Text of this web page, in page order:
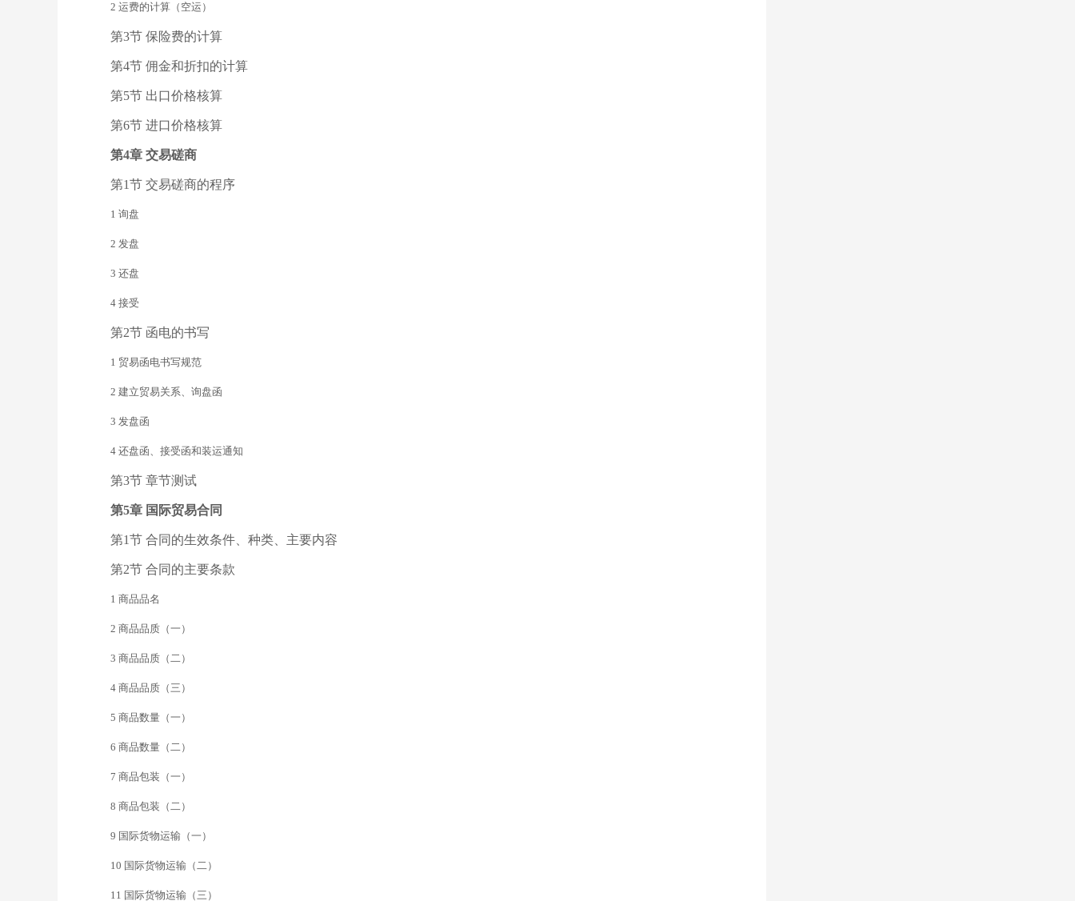
2 运费的计算（空运）
第3节 保险费的计算
第4节 佣金和折扣的计算
第5节 出口价格核算
第6节 进口价格核算
第4章 交易磋商
第1节 交易磋商的程序
1 询盘
2 发盘
3 还盘
4 接受
第2节 函电的书写
1 贸易函电书写规范
2 建立贸易关系、询盘函
3 发盘函
4 还盘函、接受函和装运通知
第3节 章节测试
第5章 国际贸易合同
第1节 合同的生效条件、种类、主要内容
第2节 合同的主要条款
1 商品品名
2 商品品质（一）
3 商品品质（二）
4 商品品质（三）
5 商品数量（一）
6 商品数量（二）
7 商品包装（一）
8 商品包装（二）
9 国际货物运输（一）
10 国际货物运输（二）
11 国际货物运输（三）